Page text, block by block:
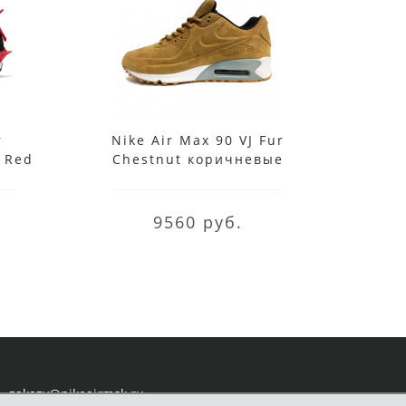
Nike Air Max 90 VJ Fur
Chestnut коричневые
9560 руб.
zakazy@nikeairmsk.ru